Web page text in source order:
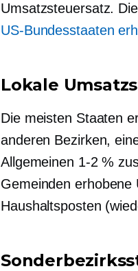
Umsatzsteuersatz.
US-Bundesstaaten
Lokale
Die meisten Staaten
anderen Bezirken,
Allgemeinen 1-2 %
Gemeinden
Haushaltsposten